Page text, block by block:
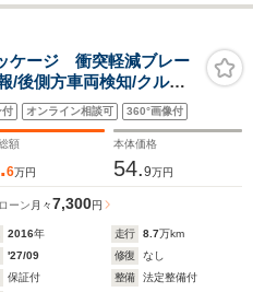
ケージ 衝突軽減ブレー
/後側方車両検知/クルー
/前席パワーシート/助手
ュー/純正コネクトナビ/
付 オンライン相談可 360°画像付
額
6万円
本体価格
54.9万円
ーン 月々7,300円
2016年 走行 8.7万km
'27/09 修復
なし
保証付 整備
法定整備付